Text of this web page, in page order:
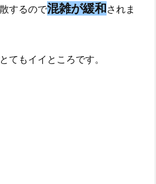
するので混雑が緩和されま
てもイイところです。